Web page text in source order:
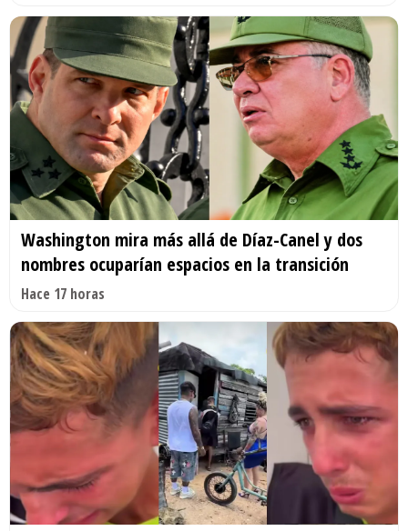
Washington mira más allá de Díaz-Canel y dos
nombres ocuparían espacios en la transición
Hace 17 horas